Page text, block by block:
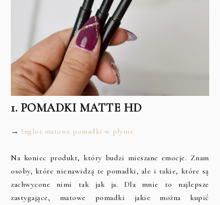
1. POMADKI MATTE HD
→ Inglot matowe pomadki w płynie
Na koniec produkt, który budzi mieszane emocje. Znam
osoby, które nienawidzą te pomadki, ale i takie, które są
zachwycone nimi tak jak ja. Dla mnie to najlepsze
zastygające, matowe pomadki jakie można kupić